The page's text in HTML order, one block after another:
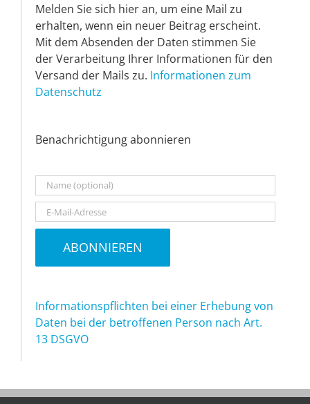
Melden Sie sich hier an, um eine Mail zu
erhalten, wenn ein neuer Beitrag erscheint.
Mit dem Absenden der Daten stimmen Sie
der Verarbeitung Ihrer Informationen für den
Versand der Mails zu. Informationen zum
Datenschutz
Benachrichtigung abonnieren
Informationspflichten bei einer Erhebung von
Daten bei der betroffenen Person nach Art.
13 DSGVO